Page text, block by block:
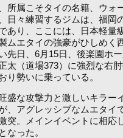
所属こそタイの名籍、ウォ
日々練習するジムは、福岡
あり、ここには、日本軽量
ムエタイの強豪がひしめく
先日、6月15日、後楽園ホ
太（道場373）に強烈な右
り勢いに乗っている。
盛な攻撃力と激しいキラー
、アグレッシブなムエタイ
突。メインイベントに相応
なった。